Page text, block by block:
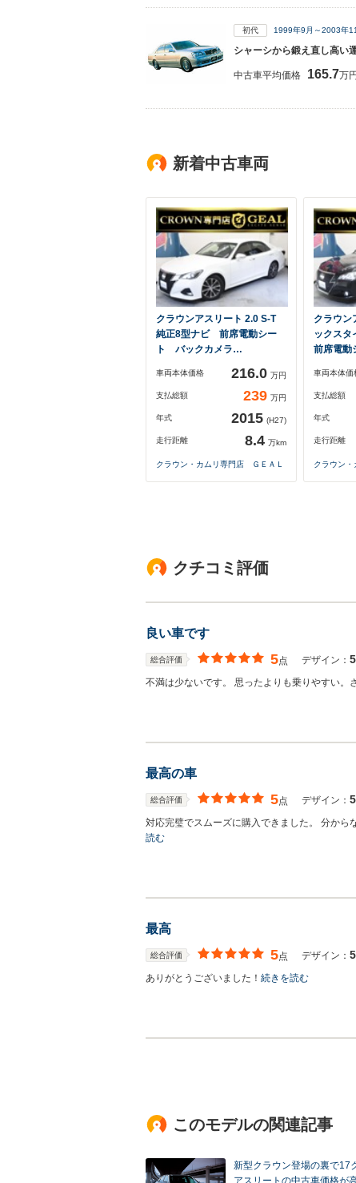
初代 1999年9月～2003年
シャーシから鍛え直し高い
中古車平均価格 165.7万円
新着中古車両
クラウンアスリート 2.0 S-T
純正8型ナビ 前席電動シー
ト バックカメラ…
車両本体価格 216.0 万円
支払総額 239 万円
年式 2015 (H27)
走行距離 8.4 万km
クラウン・カムリ専門店 ＧＥＡＬ
クラウ
ックス
前席電
車両本体価
支払総額
年式
走行距離
クラウン
クチコミ評価
良い車です
総合評価 5点 デザイン： 5
不満は少ないです。 思ったよりも乗りやすい。
最高の車
総合評価 5点 デザイン： 5
対応完璧でスムーズに購入できました。 分か
読む
最高
総合評価 5点 デザイン： 5
ありがとうございました！ 続きを読む
このモデルの関連記事
新型クラウン登場の裏で17